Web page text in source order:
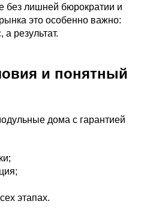
без лишней бюрократии и
это особенно важно:
результат.
и понятный
дома с гарантией
этапах.